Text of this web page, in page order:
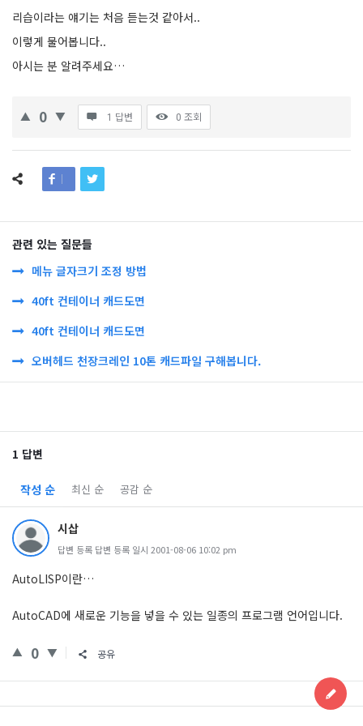
리습이라는 얘기는 처음 듣는것 같아서..
이렇게 물어봅니다..
아시는 분 알려주세요…
0 1 답변 0 조회
관련 있는 질문들
메뉴 글자크기 조정 방법
40ft 컨테이너 캐드도면
40ft 컨테이너 캐드도면
오버헤드 천장크레인 10톤 캐드파일 구해봅니다.
1 답변
작성 순 최신 순 공감 순
시삽
답변 등록 답변 등록 일시 2001-08-06 10:02 pm
AutoLISP이란…
AutoCAD에 새로운 기능을 넣을 수 있는 일종의 프로그램 언어입니다.
0 공유